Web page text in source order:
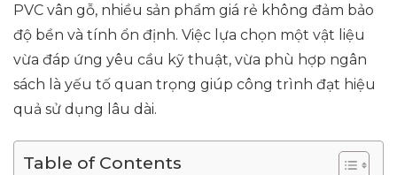
PVC vân gỗ, nhiều sản phẩm giá rẻ không đảm bảo
độ bền và tính ổn định. Việc lựa chọn một vật liệu
vừa đáp ứng yêu cầu kỹ thuật, vừa phù hợp ngân
sách là yếu tố quan trọng giúp công trình đạt hiệu
quả sử dụng lâu dài.
Table of Contents